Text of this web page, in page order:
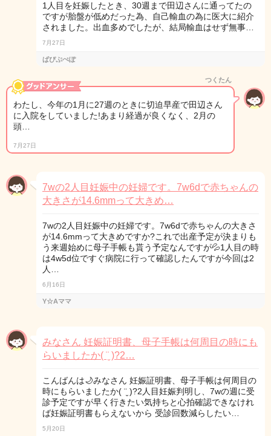
1人目を妊娠したとき、30週まで田辺さんに通ってたの
ですが胎盤が低めだった為、自己輸血の為に医大に紹介
されました。出血多めでしたが、結局輸血はせず無事…
7月27日
ぱぴぷぺぽ
つくたん
わたし、今年の1月に27週のときに切迫早産で田辺さん
に入院をしていました!あまり経過が良くなく、2月の
頭…
7月27日
7wの2人目妊娠中の妊婦です。7w6dで赤ちゃんの
大きさが14.6mmって大きめ…
7wの2人目妊娠中の妊婦です。7w6dで赤ちゃんの大きさ
が14.6mmって大きめですか?これで出産予定が決まりも
う来週始めに母子手帳も貰う予定なんですが💦1人目の時
は4w5d位ですぐ病院に行って確認したんですが今回は2
人…
6月16日
Y☆Aママ
みなさん 妊娠証明書、母子手帳は何周目の時にも
らいましたか( ¨̮ )?2…
こんばんは🌙みなさん 妊娠証明書、母子手帳は何周目の
時にもらいましたか( ¨̮ )?2人目妊娠判明し、7wの週に受
診予定ですが早く行きたい気持ちと心拍確認できなけれ
ば妊娠証明書もらえないから 受診回数減らしたい…
5月20日